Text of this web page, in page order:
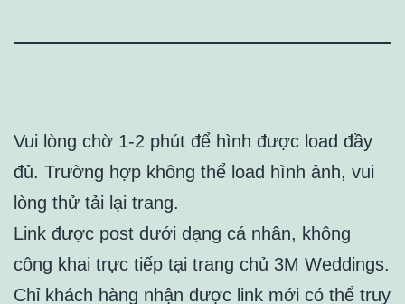
Vui lòng chờ 1-2 phút để hình được load đầy
đủ. Trường hợp không thể load hình ảnh, vui
lòng thử tải lại trang.
Link được post dưới dạng cá nhân, không
công khai trực tiếp tại trang chủ 3M Weddings.
Chỉ khách hàng nhận được link mới có thể truy